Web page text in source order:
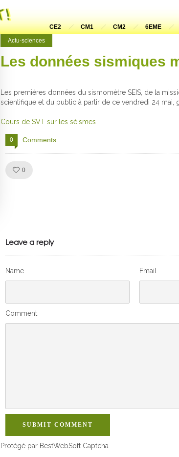
CE2 CM1 CM2 6EME
Actu-sciences
Les données sismiques
Les premières données du sismomètre SEIS, de la
scientifique et du public à partir de ce vendredi 24 mai,
Cours de SVT sur les séismes
0 Comments
0
Leave a reply
Name Email
Comment
SUBMIT COMMENT
Protégé par BestWebSoft Captcha